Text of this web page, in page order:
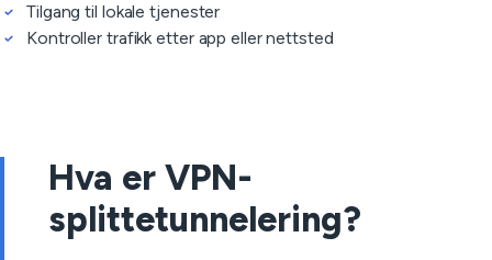
Tilgang til lokale tjenester
Kontroller trafikk etter app eller nettsted
Hva er VPN-
splittetunnelering?